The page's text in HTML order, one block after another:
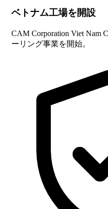
ベトナム工場を開設
CAM Corporation Viet Nam
ーリング事業を開始。